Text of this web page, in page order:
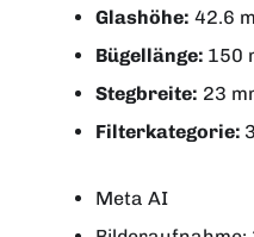
Glashöhe: 42.6
Bügellänge: 150
Stegbreite: 23
Filterkategorie: 3
Meta AI